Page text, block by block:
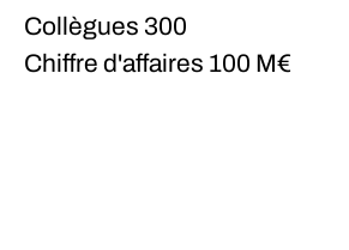
Collègues 300
Chiffre d'affaires 100 M€